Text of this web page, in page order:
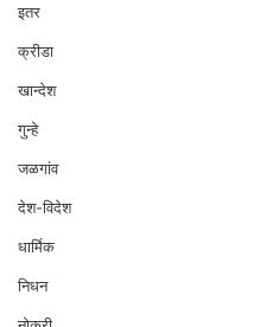
इतर
क्रीडा
खान्देश
गुन्हे
जळगांव
देश-विदेश
धार्मिक
निधन